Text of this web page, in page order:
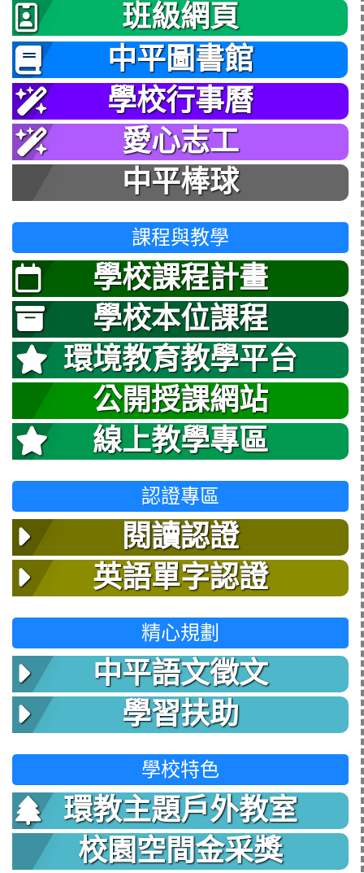
班級網頁
中平圖書館
學校行事曆
愛心志工
中平棒球
課程與教學
學校課程計畫
學校本位課程
環境教育教學平台
公開授課網站
線上教學專區
認證專區
閱讀認證
英語單字認證
精心規劃
中平語文徵文
學習扶助
學校特色
環教主題戶外教室
校園空間金采獎